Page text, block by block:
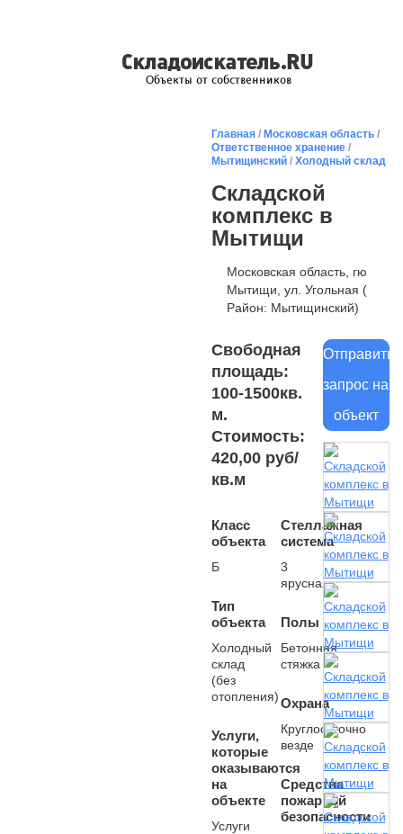
Главная / Московская область /
Ответственное хранение /
Мытищинский / Холодный склад
Складской
комплекс в
Мытищи
Московская область, гю
Мытищи, ул. Угольная (
Район: Мытищинский)
Отправить
запрос на
объект
Свободная
площадь:
100-1500кв.
м.
Стоимость:
420,00 руб/
кв.м
Класс
объекта
Б
Тип
объекта
Холодный
склад
(без
отопления)
Услуги,
которые
оказываются
на
объекте
Услуги
Стеллажная
система
3
ярусная
Полы
Бетонная
стяжка
Охрана
Круглосуточно
везде
Средства
пожарной
безопасности